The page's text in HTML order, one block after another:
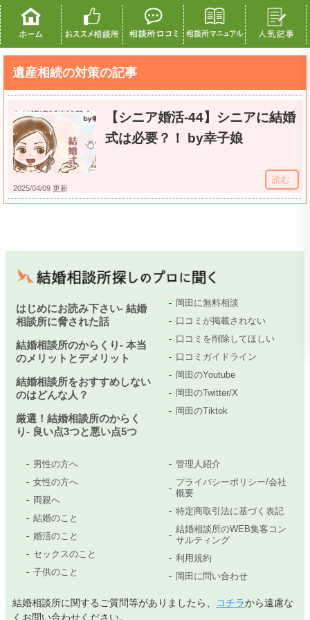
遺産相続の対策の記事
2025/04/09 更新
【シニア婚活-44】シニアに結婚
式は必要？！ by幸子娘
読む
はじめにお読み下さい- 結婚
相談所に脅された話
結婚相談所のからくり- 本当
のメリットとデメリット
結婚相談所をおすすめしない
のはどんな人？
厳選！結婚相談所のからく
り- 良い点3つと悪い点5つ
岡田に無料相談
口コミが掲載されない
口コミを削除してほしい
口コミガイドライン
岡田のYoutube
岡田のTwitter/X
岡田のTiktok
男性の方へ
女性の方へ
両親へ
結婚のこと
婚活のこと
セックスのこと
子供のこと
管理人紹介
プライバシーポリシー/会社
概要
特定商取引法に基づく表記
結婚相談所のWEB集客コン
サルティング
利用規約
岡田に問い合わせ
結婚相談所に関するご質問等がありましたら、 コチラから遠慮な
くお問い合わせください。